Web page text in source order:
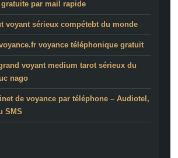
par mail rapide
voyant sérieux compétebt du monde
voyance téléphonique gratuit
voyant medium tarot sérieux du
nago
de voyance par téléphone – Audiotel,
SMS